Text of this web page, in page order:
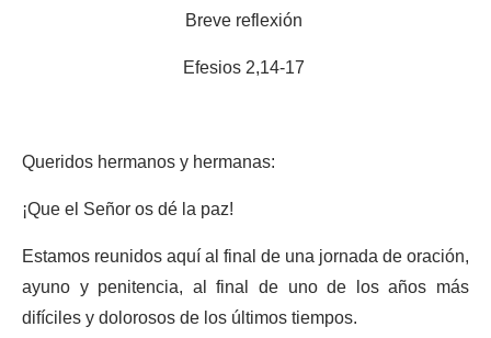
Breve reflexión
Efesios 2,14-17
Queridos hermanos y hermanas:
¡Que el Señor os dé la paz!
Estamos reunidos aquí al final de una jornada de oración,
ayuno y penitencia, al final de uno de los años más
difíciles y dolorosos de los últimos tiempos.